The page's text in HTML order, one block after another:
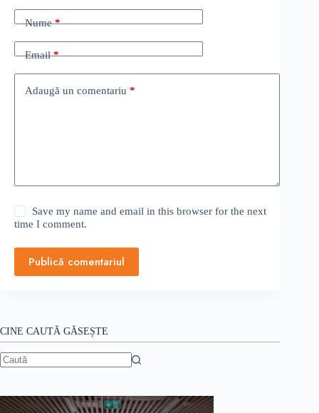
Nume*
Email*
Adaugă un comentariu *
Save my name and email in this browser for the next
time I comment.
Publică comentariul
CINE CAUTĂ GĂSEȘTE